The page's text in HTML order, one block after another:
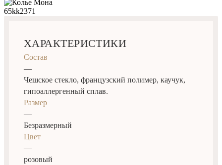
ХАРАКТЕРИСТИКИ
Состав
—
Чешское стекло, французский полимер, каучук,
гипоаллергенный сплав.
Размер
—
Безразмерный
Цвет
—
розовый